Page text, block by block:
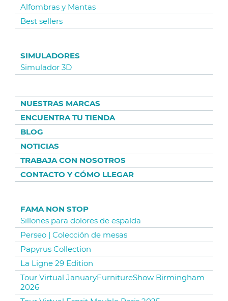
Alfombras y Mantas
Best sellers
SIMULADORES
Simulador 3D
NUESTRAS MARCAS
ENCUENTRA TU TIENDA
BLOG
NOTICIAS
TRABAJA CON NOSOTROS
CONTACTO Y CÓMO LLEGAR
FAMA NON STOP
Sillones para dolores de espalda
Perseo | Colección de mesas
Papyrus Collection
La Ligne 29 Edition
Tour Virtual JanuaryFurnitureShow Birmingham
2026